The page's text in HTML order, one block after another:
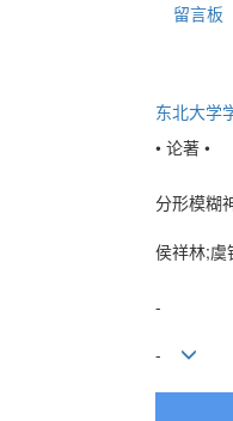
留言板
东北大学
• 论著 •
分形模糊
侯祥林;
-
-